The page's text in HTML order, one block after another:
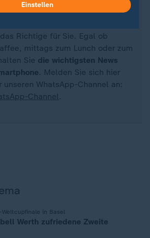
Sport stets auf dem Laufenden
Richtige für Sie. Egal ob
mittags zum Lunch oder zum
Sie die wichtigsten News
. Melden Sie sich hier
WhatsApp-Channel an:
Channel.
Weltcupfinale in Basel
Werth zufriedene Zweite
Einstellen